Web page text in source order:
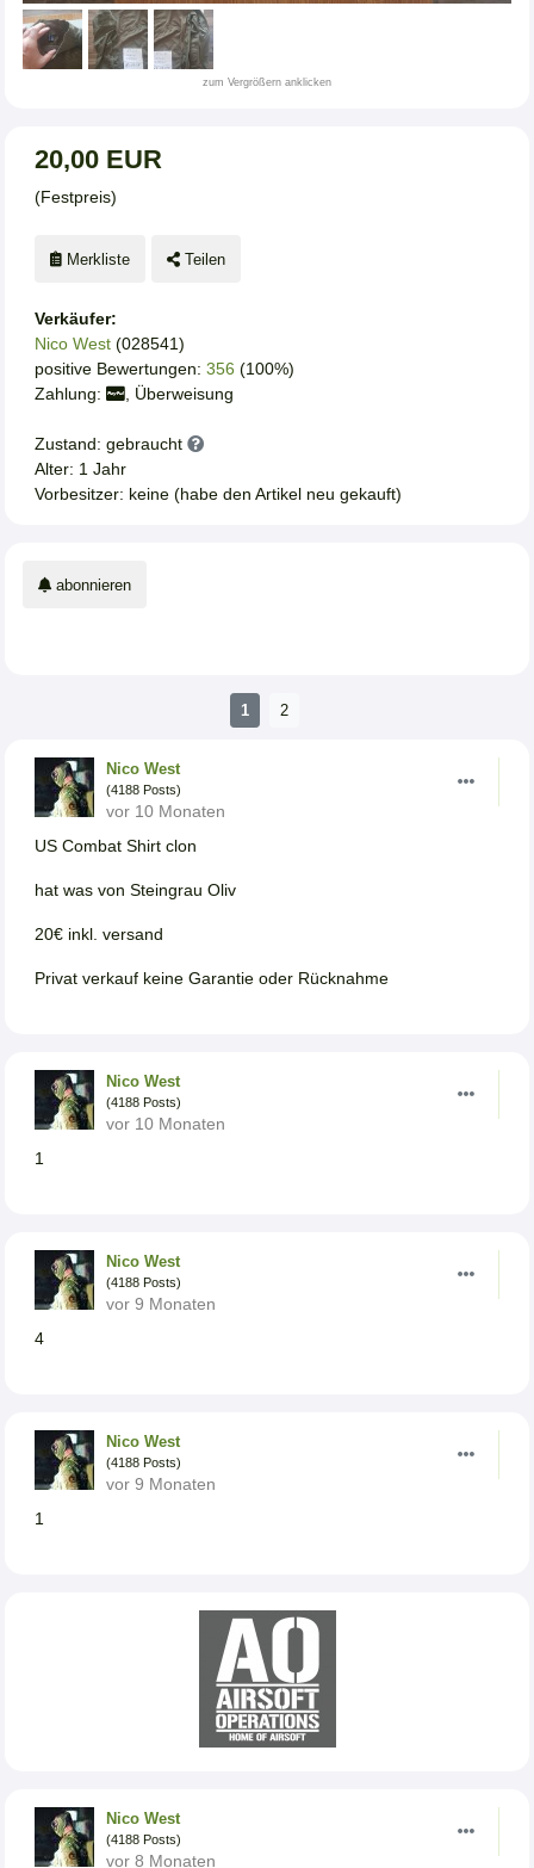
zum Vergrößern anklicken
20,00 EUR
(Festpreis)
Merkliste Teilen
Verkäufer:
Nico West (028541)
positive Bewertungen: 356 (100%)
Zahlung:
, Überweisung
Zustand: gebraucht
Alter: 1 Jahr
Vorbesitzer: keine (habe den Artikel neu gekauft)
abonnieren
1 2
Nico West
(4188 Posts)
vor 10 Monaten
US Combat Shirt clon
hat was von Steingrau Oliv
20€ inkl. versand
Privat verkauf keine Garantie oder Rücknahme
Nico West
(4188 Posts)
vor 10 Monaten
1
Nico West
(4188 Posts)
vor 9 Monaten
4
Nico West
(4188 Posts)
vor 9 Monaten
1
Nico West
(4188 Posts)
vor 8 Monaten